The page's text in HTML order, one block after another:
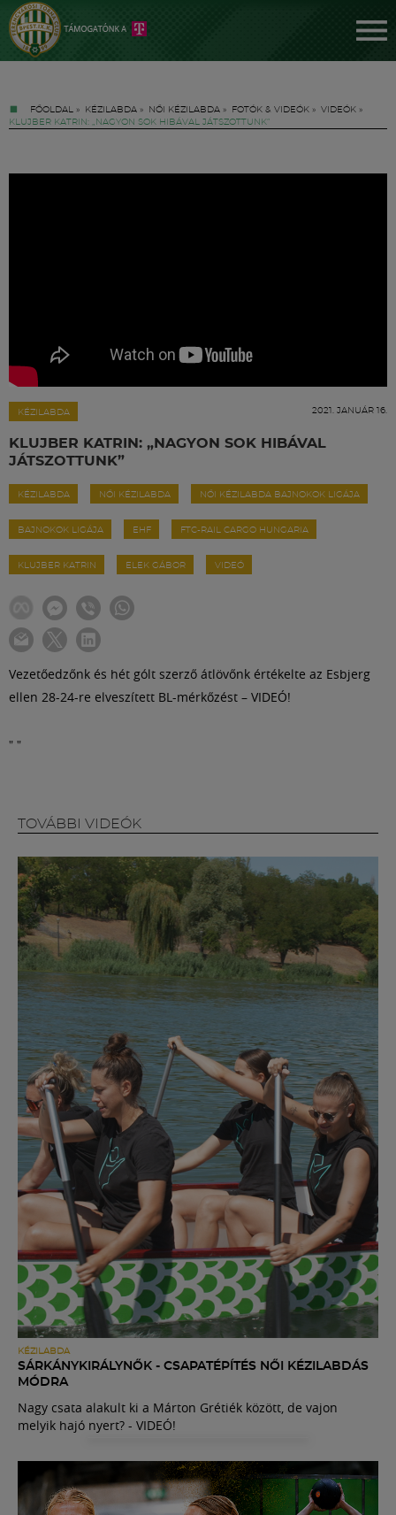
FŐOLDAL » KÉZILABDA » NŐI KÉZILABDA » FOTÓK & VIDEÓK » VIDEÓK »
KLUJBER KATRIN: „NAGYON SOK HIBÁVAL JÁTSZOTTUNK”
KÉZILABDA 2021. JANUÁR 16.
KLUJBER KATRIN: „NAGYON SOK HIBÁVAL
JÁTSZOTTUNK”
KÉZILABDA NŐI KÉZILABDA NŐI KÉZILABDA BAJNOKOK LIGÁJA
BAJNOKOK LIGÁJA EHF FTC-RAIL CARGO HUNGARIA
KLUJBER KATRIN ELEK GÁBOR VIDEÓ
Vezetőedzőnk és hét gólt szerző átlövőnk értékelte az Esbjerg
ellen 28-24-re elveszített BL-mérkőzést – VIDEÓ!
" "
TOVÁBBI VIDEÓK
KÉZILABDA
SÁRKÁNYKIRÁLYNŐK - CSAPATÉPÍTÉS NŐI KÉZILABDÁS
MÓDRA
Nagy csata alakult ki a Márton Grétiék között, de vajon
melyik hajó nyert? - VIDEÓ!
Hírek
Labdarúgás
Szakosztályok
Meccscenter
Klub
Szolgáltatások
Shop